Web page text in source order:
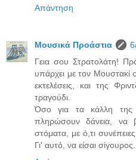
Απάντηση
Μουσικά Προάστια
Γεια σου Στρατολάτη!
υπάρχει με τον Μουστακί
εκτελέσεις, και της
τραγούδι.
Όσο για τα κάλλη της
πληρώσουν δάνεια, να
στόματα, με ό,τι
Γι' αυτό, να είσαι σίγουρος.